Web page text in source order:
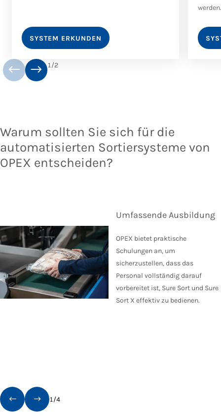
SYSTEM ERKUNDEN
werden.
1/2
Warum sollten Sie sich für die
automatisierten Sortiersysteme von
OPEX entscheiden?
Umfassende Ausbildung
OPEX bietet praktische
Schulungen an, um
sicherzustellen, dass das
Personal vollständig darauf
vorbereitet ist, Sure Sort und Sure
Sort X effektiv zu bedienen.
1/4